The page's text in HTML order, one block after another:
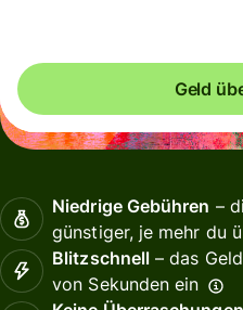
Geld
Niedrige Gebühren –
günstiger, je mehr du
Blitzschnell – das
von Sekunden ein